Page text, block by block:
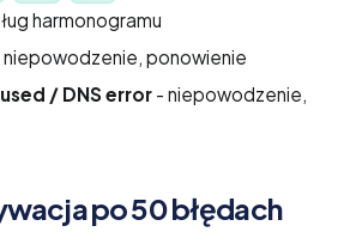
harmonogramu
niepowodzenie, ponowienie
/ DNS error - niepowodzenie,
po 50 błędach